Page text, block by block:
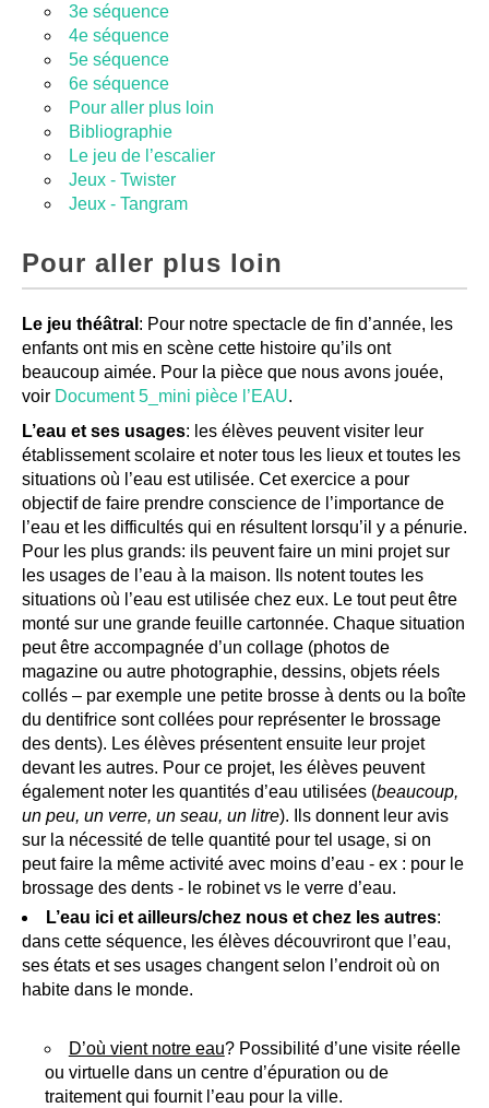
3e séquence
4e séquence
5e séquence
6e séquence
Pour aller plus loin
Bibliographie
Le jeu de l’escalier
Jeux - Twister
Jeux - Tangram
Pour aller plus loin
Le jeu théâtral : Pour notre spectacle de fin d’année, les
enfants ont mis en scène cette histoire qu’ils ont
beaucoup aimée. Pour la pièce que nous avons jouée,
voir Document 5_mini pièce l’EAU.
L’eau et ses usages: les élèves peuvent visiter leur
établissement scolaire et noter tous les lieux et toutes les
situations où l’eau est utilisée. Cet exercice a pour
objectif de faire prendre conscience de l’importance de
l’eau et les difficultés qui en résultent lorsqu’il y a pénurie.
Pour les plus grands: ils peuvent faire un mini projet sur
les usages de l’eau à la maison. Ils notent toutes les
situations où l’eau est utilisée chez eux. Le tout peut être
monté sur une grande feuille cartonnée. Chaque situation
peut être accompagnée d’un collage (photos de
magazine ou autre photographie, dessins, objets réels
collés – par exemple une petite brosse à dents ou la boîte
du dentifrice sont collées pour représenter le brossage
des dents). Les élèves présentent ensuite leur projet
devant les autres. Pour ce projet, les élèves peuvent
également noter les quantités d’eau utilisées (beaucoup,
un peu, un verre, un seau, un litre). Ils donnent leur avis
sur la nécessité de telle quantité pour tel usage, si on
peut faire la même activité avec moins d’eau - ex : pour le
brossage des dents - le robinet vs le verre d’eau.
L’eau ici et ailleurs/chez nous et chez les autres:
dans cette séquence, les élèves découvriront que l’eau,
ses états et ses usages changent selon l’endroit où on
habite dans le monde.
D’où vient notre eau? Possibilité d’une visite réelle
ou virtuelle dans un centre d’épuration ou de
traitement qui fournit l’eau pour la ville.